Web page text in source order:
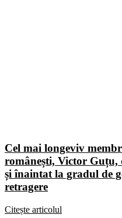
Cel mai longeviv
românești, Victor Guțu,
și înaintat la gradul de
retragere
Citește articolul